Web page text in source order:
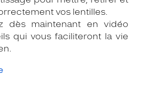
vos lentilles.
dès maintenant en vidéo
qui vous faciliteront la vie